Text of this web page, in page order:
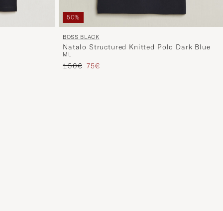
50%
BOSS BLACK
Natalo Structured Knitted Polo Dark Blue
M L
Tavallinen hinta
150€ Alennettu hinta
75€